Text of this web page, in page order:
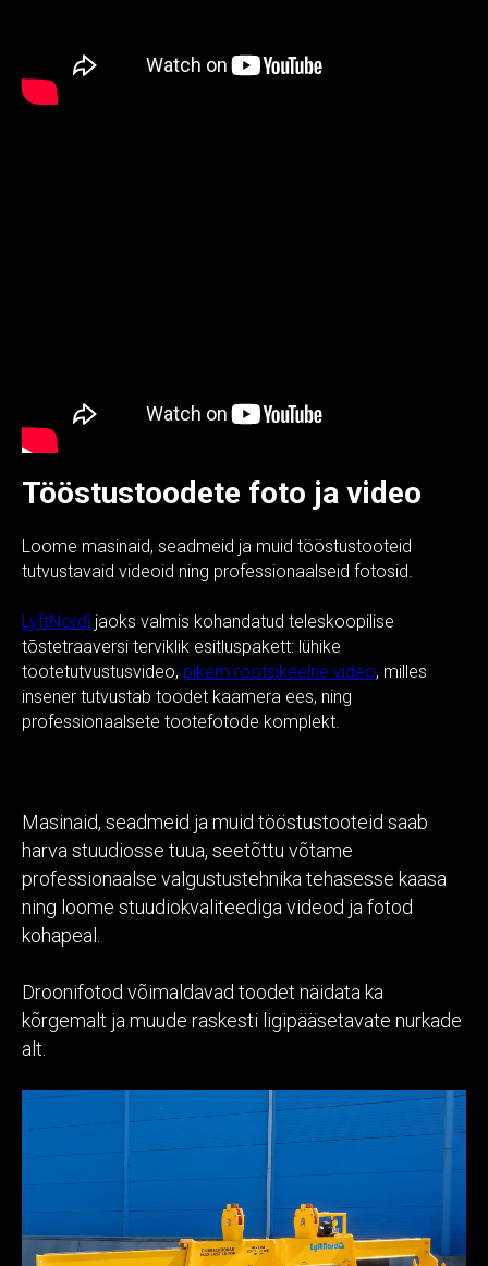
Tööstustoodete foto ja video
Loome masinaid, seadmeid ja muid tööstustooteid
tutvustavaid videoid ning professionaalseid fotosid.
LyftNordi jaoks valmis kohandatud teleskoopilise
tõstetraaversi terviklik esitluspakett: lühike
tootetutvustusvideo, pikem rootsikeelne video, milles
insener tutvustab toodet kaamera ees, ning
professionaalsete tootefotode komplekt.
Masinaid, seadmeid ja muid tööstustooteid saab
harva stuudiosse tuua, seetõttu võtame
professionaalse valgustustehnika tehasesse kaasa
ning loome stuudiokvaliteediga videod ja fotod
kohapeal.
Droonifotod võimaldavad toodet näidata ka
kõrgemalt ja muude raskesti ligipääsetavate nurkade
alt.